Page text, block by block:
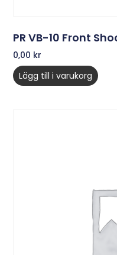
PR VB-10 Front
0,00 kr
Lägg till i varukorg